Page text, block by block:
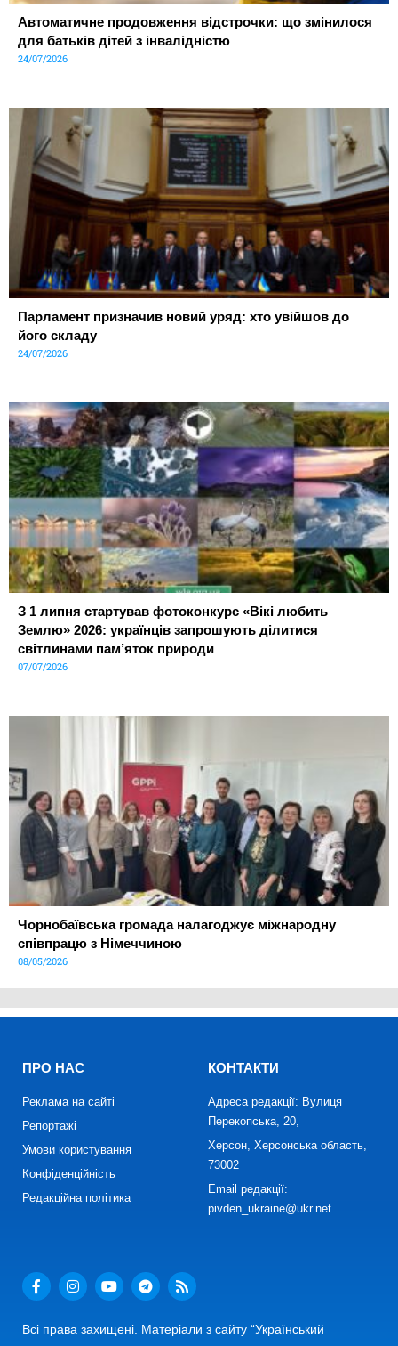
Автоматичне продовження відстрочки: що змінилося
для батьків дітей з інвалідністю
24/07/2026
Парламент призначив новий уряд: хто увійшов до
його складу
24/07/2026
З 1 липня стартував фотоконкурс «Вікі любить
Землю» 2026: українців запрошують ділитися
світлинами пам’яток природи
07/07/2026
Чорнобаївська громада налагоджує міжнародну
співпрацю з Німеччиною
08/05/2026
ПРО НАС
Реклама на сайті
Репортажі
Умови користування
Конфіденційність
Редакційна політика
КОНТАКТИ
Адреса редакції: Вулиця
Перекопська, 20,
Херсон, Херсонська область,
73002
Email редакції:
pivden_ukraine@ukr.net
Всі права захищені. Матеріали з сайту “Український